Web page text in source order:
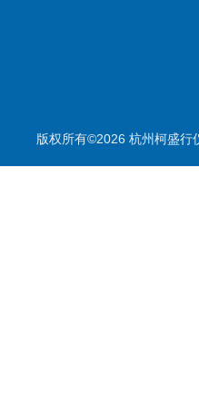
版权所有©2026 杭州柯盛